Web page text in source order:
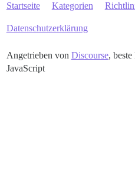
Startseite Kategorien
Datenschutzerklärung
Angetrieben von Discourse,
JavaScript